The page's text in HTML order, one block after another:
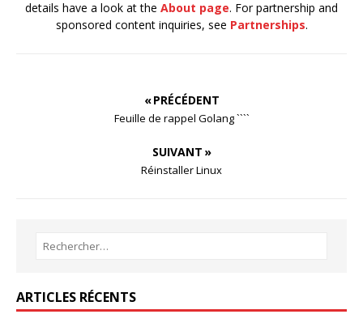
details have a look at the About page. For partnership and
sponsored content inquiries, see Partnerships.
« PRÉCÉDENT
Feuille de rappel Golang ````
SUIVANT »
Réinstaller Linux
ARTICLES RÉCENTS